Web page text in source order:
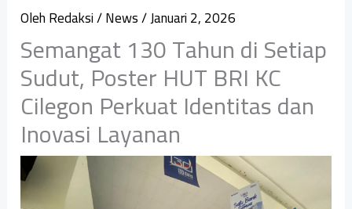
OlehRedaksi/News/Januari 2, 2026
Semangat 130 Tahun di Setiap
Sudut, Poster HUT BRI KC
Cilegon Perkuat Identitas dan
Inovasi Layanan